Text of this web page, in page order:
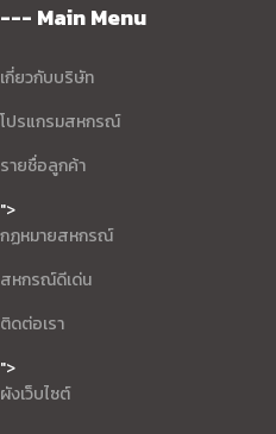
--- Main Menu
เกี่ยวกับบริษัท
โปรแกรมสหกรณ์
รายชื่อลูกค้า
">
กฏหมายสหกรณ์
สหกรณ์ดีเด่น
ติดต่อเรา
">
ผังเว็บไซต์